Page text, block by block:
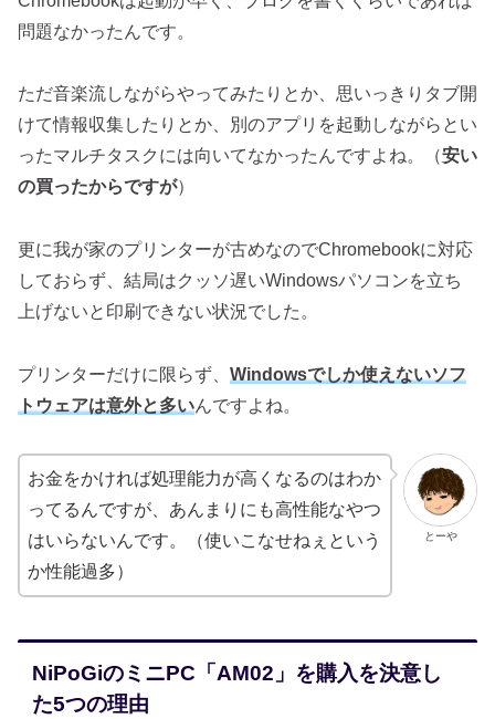
問題なかったんです。
ただ音楽流しながらやってみたりとか、思いっきりタブ開
けて情報収集したりとか、別のアプリを起動しながらとい
ったマルチタスクには向いてなかったんですよね。（安い
の買ったからですが）
更に我が家のプリンターが古めなのでChromebookに対応
しておらず、結局はクッソ遅いWindowsパソコンを立ち
上げないと印刷できない状況でした。
プリンターだけに限らず、 Windowsでしか使えないソフ
トウェアは意外と多いんですよね。
とーや
お金をかければ処理能力が高くなるのはわか
ってるんですが、あんまりにも高性能なやつ
はいらないんです。（使いこなせねぇという
か性能過多）
NiPoGiのミニPC「AM02」を購入を決意し
た5つの理由